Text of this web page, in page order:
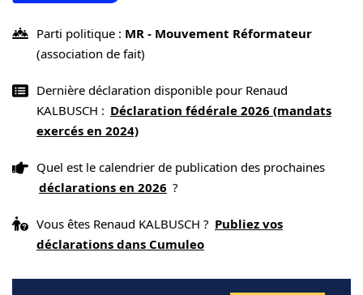
Parti politique : MR - Mouvement Réformateur
(association de fait)
Dernière déclaration disponible pour Renaud
KALBUSCH : Déclaration fédérale 2026 (mandats
exercés en 2024)
Quel est le calendrier de publication des prochaines
déclarations en 2026 ?
Vous êtes Renaud KALBUSCH ? Publiez vos
déclarations dans Cumuleo